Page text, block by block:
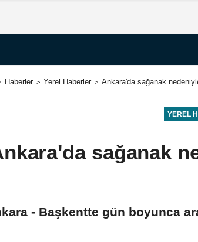
Haberler Yerel Haberler Ankara'da sağanak
YEREL
sağanak
- Başkentte gün boyunca